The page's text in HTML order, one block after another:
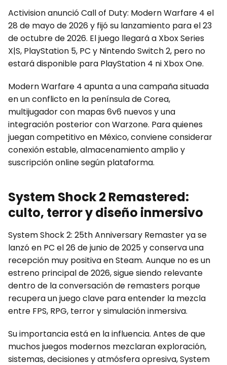
Activision anunció Call of Duty: Modern Warfare 4 el
28 de mayo de 2026 y fijó su lanzamiento para el 23
de octubre de 2026. El juego llegará a Xbox Series
X|S, PlayStation 5, PC y Nintendo Switch 2, pero no
estará disponible para PlayStation 4 ni Xbox One.
Modern Warfare 4 apunta a una campaña situada
en un conflicto en la península de Corea,
multijugador con mapas 6v6 nuevos y una
integración posterior con Warzone. Para quienes
juegan competitivo en México, conviene considerar
conexión estable, almacenamiento amplio y
suscripción online según plataforma.
System Shock 2 Remastered:
culto, terror y diseño inmersivo
System Shock 2: 25th Anniversary Remaster ya se
lanzó en PC el 26 de junio de 2025 y conserva una
recepción muy positiva en Steam. Aunque no es un
estreno principal de 2026, sigue siendo relevante
dentro de la conversación de remasters porque
recupera un juego clave para entender la mezcla
entre FPS, RPG, terror y simulación inmersiva.
Su importancia está en la influencia. Antes de que
muchos juegos modernos mezclaran exploración,
sistemas, decisiones y atmósfera opresiva, System